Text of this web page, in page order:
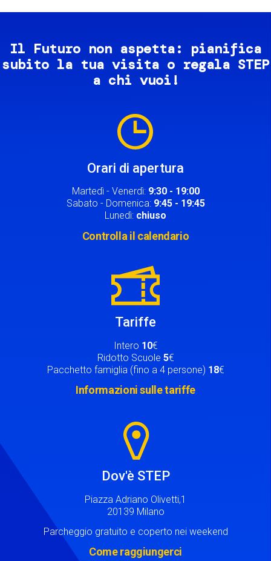
Il Futuro non aspetta: pianifica
subito la tua visita o regala STEP
a chi vuoi!
Orari di apertura
Martedì - Venerdì: 9:30 - 19:00
Sabato - Domenica: 9:45 - 19:45
Lunedì: chiuso
Controlla il calendario
Tariffe
Intero 10€
Ridotto Scuole 5€
Pacchetto famiglia (fino a 4 persone) 18€
Informazioni sulle tariffe
Dov'è STEP
Piazza Adriano Olivetti,1
20139 Milano
Parcheggio gratuito e coperto nei weekend
Come raggiungerci